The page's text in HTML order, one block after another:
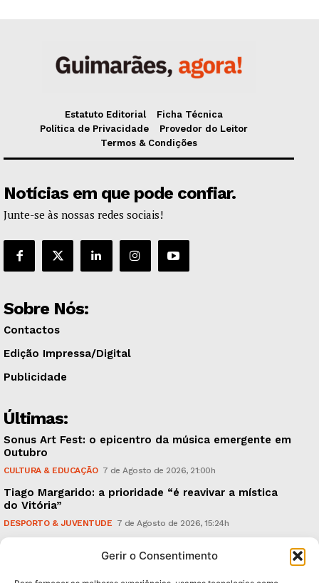
Gerir o Consentimento
Estatuto Editorial
Ficha Técnica
Política de Privacidade
Provedor do Leitor
Termos & Condições
Notícias em que pode confiar.
Junte-se às nossas redes sociais!
Sobre Nós:
Contactos
Edição Impressa/Digital
Publicidade
Últimas:
Sonus Art Fest: o epicentro da música emergente em
Outubro
CULTURA & EDUCAÇÃO 7 de Agosto de 2026, 21:00h
Tiago Margarido: a prioridade “é reavivar a mística
do Vitória”
DESPORTO & JUVENTUDE 7 de Agosto de 2026, 15:24h
caudais e antecipa situações de risco